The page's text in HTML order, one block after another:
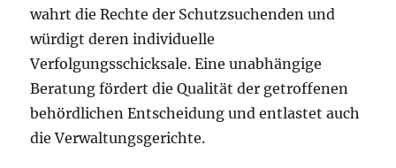
wahrt die Rechte der Schutzsuchenden und
würdigt deren individuelle
Verfolgungsschicksale. Eine unabhängige
Beratung fördert die Qualität der getroffenen
behördlichen Entscheidung und entlastet auch
die Verwaltungsgerichte.